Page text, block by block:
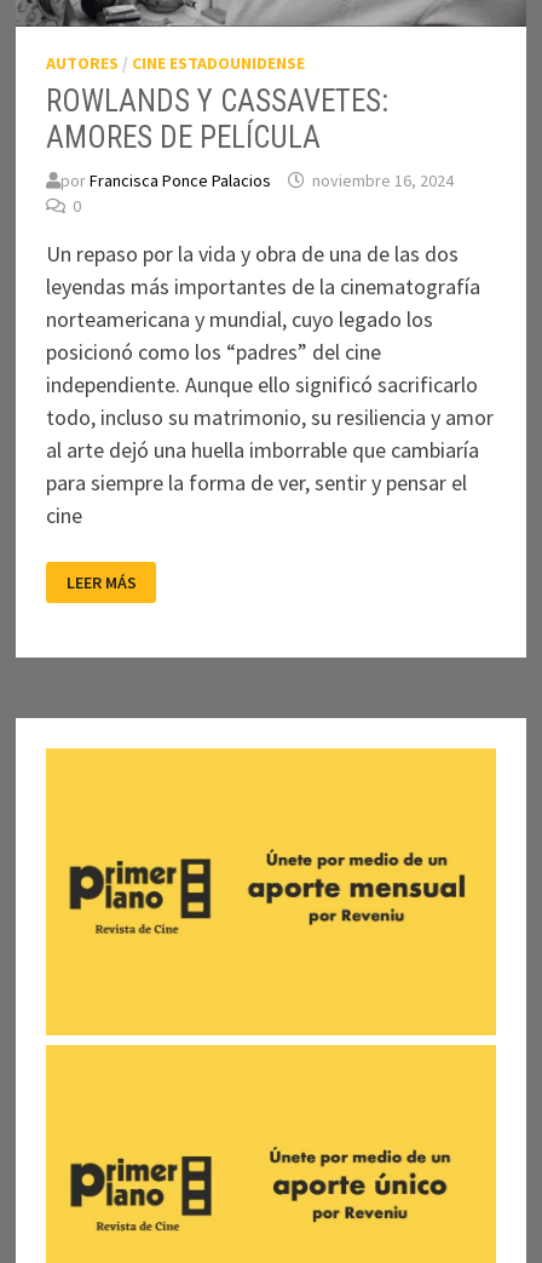
AUTORES / CINE ESTADOUNIDENSE
ROWLANDS Y CASSAVETES:
AMORES DE PELÍCULA
porFrancisca Ponce Palacios
noviembre 16, 2024
0
Un repaso por la vida y obra de una de las dos
leyendas más importantes de la cinematografía
norteamericana y mundial, cuyo legado los
posicionó como los “padres” del cine
independiente. Aunque ello significó sacrificarlo
todo, incluso su matrimonio, su resiliencia y amor
al arte dejó una huella imborrable que cambiaría
para siempre la forma de ver, sentir y pensar el
cine
ROWLANDS
Y
CASSAVETES:
PELÍCULA
LEER MÁS